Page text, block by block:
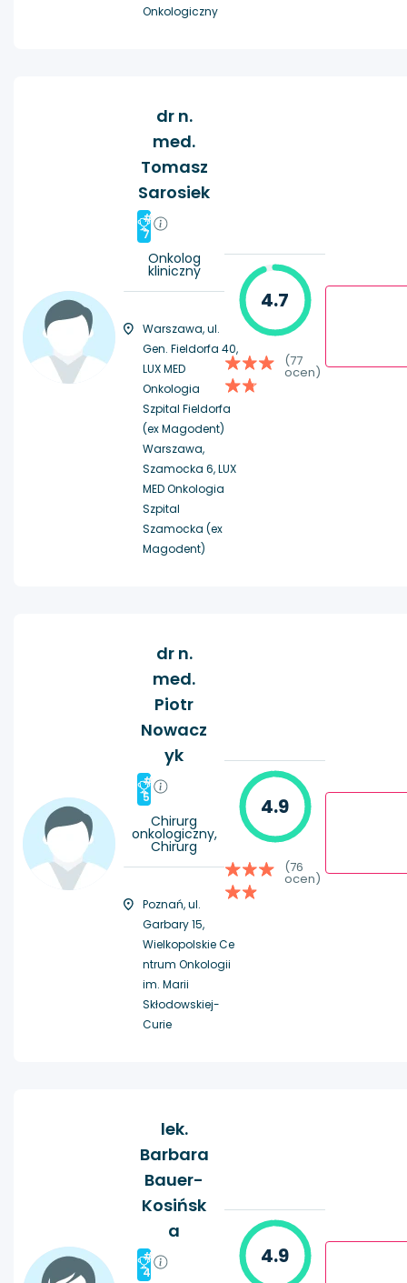
Onkologiczny
dr n.
med.
Tomasz
Sarosiek
#
7
Onkolog
kliniczny
Warszawa, ul.
Gen. Fieldorfa 40,
LUX MED
Onkologia
Szpital Fieldorfa
(ex Magodent)
Warszawa,
Szamocka 6, LUX
MED Onkologia
Szpital
Szamocka (ex
Magodent)
4.7
(77
ocen)
dr n.
med.
Piotr
Nowacz
yk
#
5
Chirurg
onkologiczny,
Chirurg
Poznań, ul.
Garbary 15,
Wielkopolskie Ce
ntrum Onkologii
im. Marii
Skłodowskiej-
Curie
4.9
(76
ocen)
lek.
Barbara
Bauer-
Kosińsk
a
#
4
4.9